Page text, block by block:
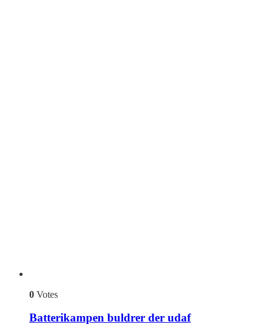
0 Votes
Batterikampen buldrer der udaf